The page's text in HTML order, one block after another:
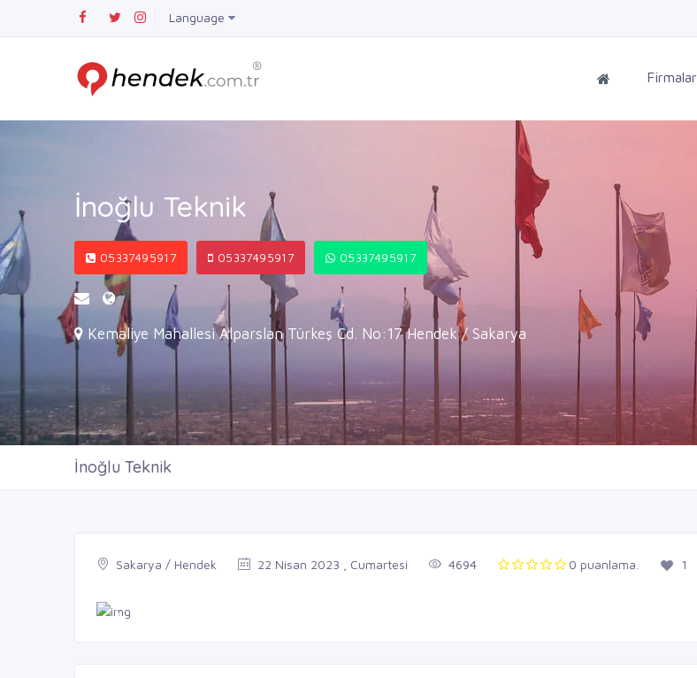
Language
Firmalar
İnoğlu Teknik
05337495917 05337495917 05337495917
Kemaliye Mahallesi Alparslan Türkeş Cd. No:17 Hendek / Sakarya
İnoğlu Teknik
Sakarya / Hendek 22 Nisan 2023 , Cumartesi 4694 0 puanlama. 1